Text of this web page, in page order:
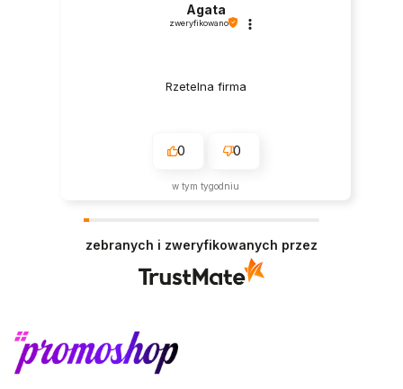
Agata
zweryfikowano
Rzetelna firma
0 0
w tym tygodniu
zebranych i zweryfikowanych przez